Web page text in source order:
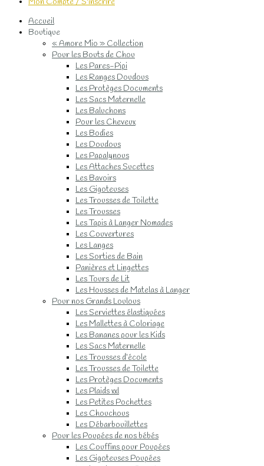
Accueil
Boutique
« Amore Mio » Collection
Pour les Bouts de Chou
Les Pares-Pipi
Les Ranges Doudous
Les Protèges Documents
Les Sacs Maternelle
Les Baluchons
Pour les Cheveux
Les Bodies
Les Doudous
Les Papalynous
Les Attaches Sucettes
Les Bavoirs
Les Gigoteuses
Les Trousses de Toilette
Les Trousses
Les Tapis à Langer Nomades
Les Couvertures
Les Langes
Les Sorties de Bain
Panières et Lingettes
Les Tours de Lit
Les Housses de Matelas à Langer
Pour nos Grands Loulous
Les Serviettes élastiquées
Les Mallettes à Coloriage
Les Bananes pour les Kids
Les Sacs Maternelle
Les Trousses d’école
Les Trousses de Toilette
Les Protèges Documents
Les Plaids xxl
Les Petites Pochettes
Les Chouchous
Les Débarbouillettes
Pour les Poupées de nos bébés
Les Couffins pour Poupées
Les Gigoteuses Poupées